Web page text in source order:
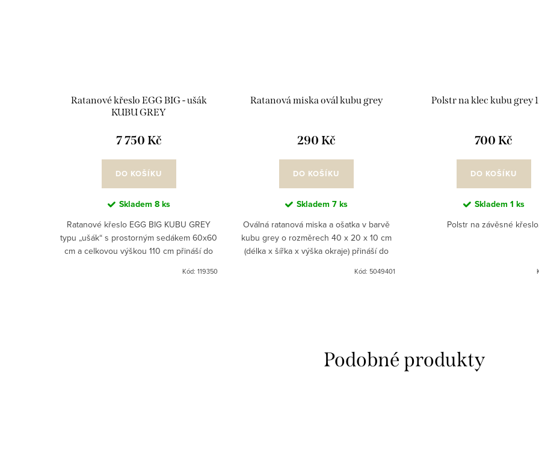
Ratanové křeslo EGG BIG - ušák
KUBU GREY
7 750 Kč
DO KOŠÍKU
Skladem 8 ks
Ratanové křeslo EGG BIG KUBU GREY
typu „ušák“ s prostorným sedákem 60x60
cm a celkovou výškou 110 cm přináší do
Kód: 119350
Ratanová miska ovál kubu grey
290 Kč
DO KOŠÍKU
Skladem 7 ks
Oválná ratanová miska a ošatka v barvě
kubu grey o rozměrech 40 x 20 x 10 cm
(délka x šířka x výška okraje) přináší do
Kód: 5049401
Polstr na klec kubu grey
700 Kč
DO KOŠÍKU
Skladem 1 ks
Polstr na závěsné